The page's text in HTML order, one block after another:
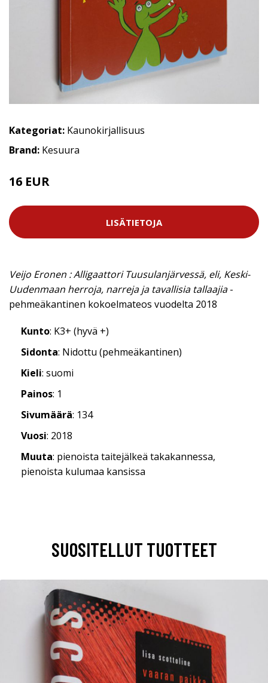
Kategoriat: Kaunokirjallisuus
Brand: Kesuura
16 EUR
LISÄTIETOJA
Veijo Eronen : Alligaattori Tuusulanjärvessä, eli, Keski-
Uudenmaan herroja, narreja ja tavallisia tallaajia-
pehmeäkantinen kokoelmateos vuodelta 2018
Kunto: K3+ (hyvä +)
Sidonta: Nidottu (pehmeäkantinen)
Kieli: suomi
Painos: 1
Sivumäärä: 134
Vuosi: 2018
Muuta: pienoista taitejälkeä takakannessa,
pienoista kulumaa kansissa
SUOSITELLUT TUOTTEET